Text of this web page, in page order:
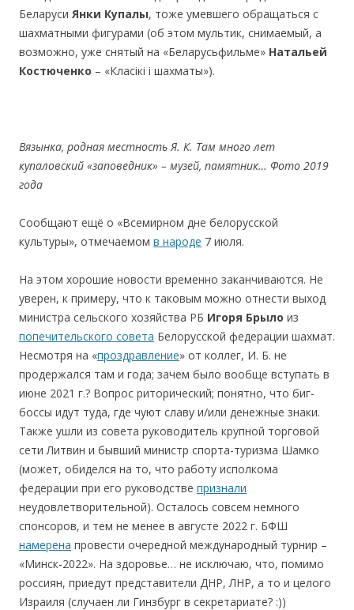
Беларуси Янки Купалы, тоже умевшего обращаться с
шахматными фигурами (об этом мультик, снимаемый, а
возможно, уже снятый на «Беларусьфильме» Натальей
Костюченко – «Класікі і шахматы»).
Вязынка, родная местность Я. К. Там много лет
купаловский «заповедник» – музей, памятник… Фото 2019
года
Сообщают ещё о «Всемирном дне белорусской
культуры», отмечаемом в народе 7 июля.
На этом хорошие новости временно заканчиваются. Не
уверен, к примеру, что к таковым можно отнести выход
министра сельского хозяйства РБ Игоря Брыло из
попечительского совета Белорусской федерации шахмат.
Несмотря на «проздравление» от коллег, И. Б. не
продержался там и года; зачем было вообще вступать в
июне 2021 г.? Вопрос риторический; понятно, что биг-
боссы идут туда, где чуют славу и/или денежные знаки.
Также ушли из совета руководитель крупной торговой
сети Литвин и бывший министр спорта-туризма Шамко
(может, обиделся на то, что работу исполкома
федерации при его руководстве признали
неудовлетворительной). Осталось совсем немного
спонсоров, и тем не менее в августе 2022 г. БФШ
намерена провести очередной международный турнир –
«Минск-2022». На здоровье… не исключаю, что, помимо
россиян, приедут представители ДНР, ЛНР, а то и целого
Израиля (cлучаен ли Гинзбург в секретариате? :))